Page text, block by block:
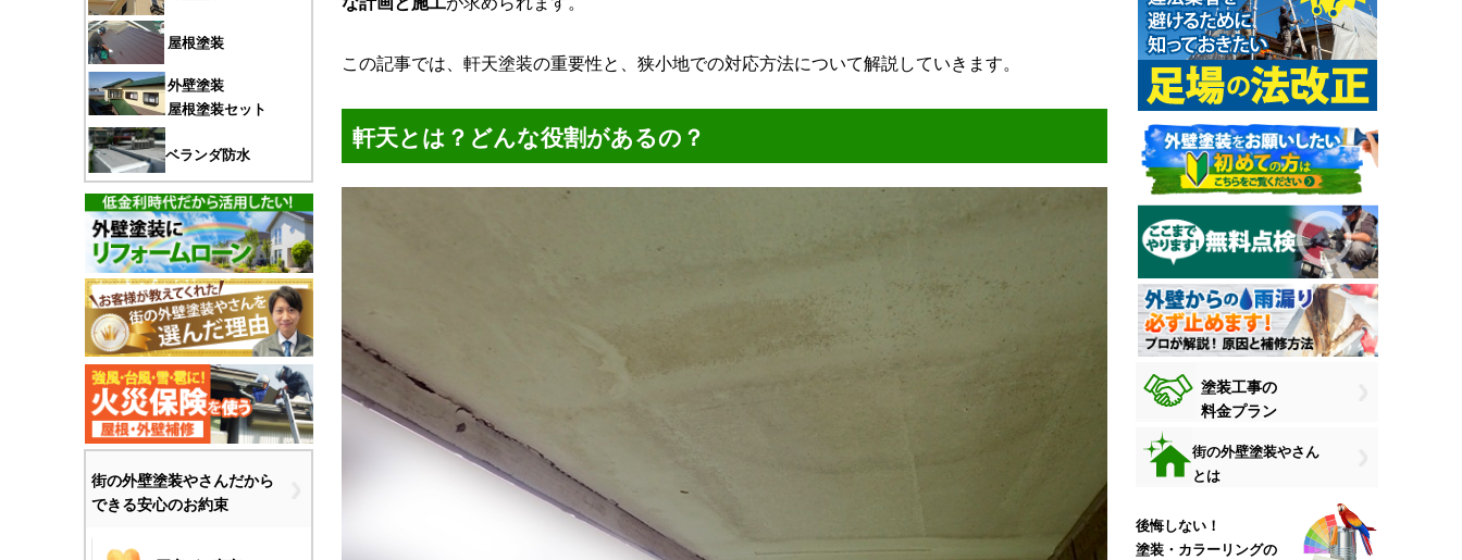
屋根塗装
外壁塗装
屋根塗装セット
ベランダ防水
街の外壁塗装やさんだから
できる安心のお約束
この記事では、軒天塗装の重要性と、狭小地での対応方法について解説していきます。
軒天とは？どんな役割があるの？
塗装工事の
料金プラン
街の外壁塗装やさん
とは
後悔しない！
塗装・カラーリングの